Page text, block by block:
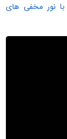
با نور مخفی های